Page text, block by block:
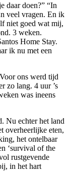
daar doen?” “In
veel vragen. En ik
niet goed wat mij,
3 weken.
Home Stay.
ik nu met een
ons werd tijd
zo lang. 4 uur ’s
was ineens
Nu echter het land
overheerlijke eten,
het ontelbaar
‘survival of the
rustgevende
in het hart